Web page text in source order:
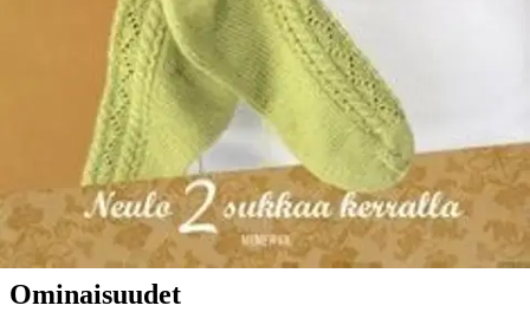
- Lanka ei enää koskaan lopu kesken, kun toinen sukka on vasta
puolivälissä. Neulottaessa sukat yhtä aikaa, varsista voi tehdä juuri
niin pitkät, kuin lankaa riittää. - Aina juuri oikeankokoiset sukat.
Kun neulominen alkaa sukkien kärjestä, niitä voi helposti sovittaa
työn edistyessä. - Sukat valmistuvat yhtä aikaa.
Kirjassa on ohjeet 15 erilaiseen sukkamalliin. Kun tekniikan oppii,
sitä voi myös helposti soveltaa haluamallasi tavalla.
Näytä lisää tuotekuvausta
Ominaisuudet